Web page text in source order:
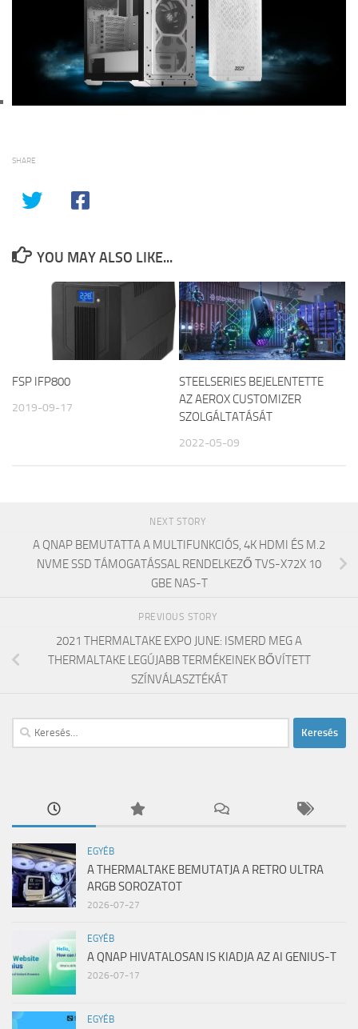
SHARE
YOU MAY ALSO LIKE...
FSP IFP800
2019-09-17
STEELSERIES BEJELENTETTE
AZ AEROX CUSTOMIZER
SZOLGÁLTATÁSÁT
2022-05-09
NEXT STORY
A QNAP BEMUTATTA A MULTIFUNKCIÓS, 4K HDMI ÉS M.2
NVME SSD TÁMOGATÁSSAL RENDELKEZŐ TVS-X72X 10
GBE NAS-T
PREVIOUS STORY
2021 THERMALTAKE EXPO JUNE: ISMERD MEG A
THERMALTAKE LEGÚJABB TERMÉKEINEK BŐVÍTETT
SZÍNVÁLASZTÉKÁT
Keresés:
EGYÉB
A THERMALTAKE BEMUTATJA A RETRO ULTRA
ARGB SOROZATOT
2026-07-27
EGYÉB
A QNAP HIVATALOSAN IS KIADJA AZ AI GENIUS-T
2026-07-17
EGYÉB